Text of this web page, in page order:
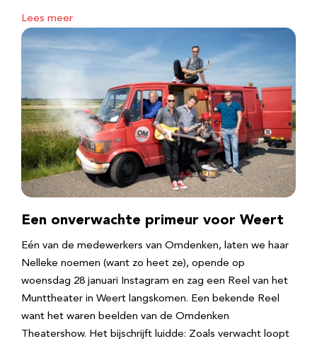
Lees meer
Een onverwachte primeur voor Weert
Eén van de medewerkers van Omdenken, laten we haar
Nelleke noemen (want zo heet ze), opende op
woensdag 28 januari Instagram en zag een Reel van het
Munttheater in Weert langskomen. Een bekende Reel
want het waren beelden van de Omdenken
Theatershow. Het bijschrijft luidde: Zoals verwacht loopt